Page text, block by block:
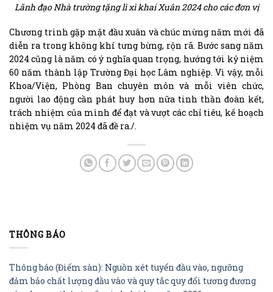
Lãnh đạo Nhà trường tặng lì xì khai Xuân 2024 cho các đơn vị
Chương trình gặp mặt đầu xuân và chúc mừng năm mới đã
diễn ra trong không khí tưng bừng, rộn rã. Bước sang năm
2024 cũng là năm có ý nghĩa quan trọng, hướng tới kỷ niệm
60 năm thành lập Trường Đại học Lâm nghiệp. Vì vậy, mỗi
Khoa/Viện, Phòng Ban chuyên môn và mỗi viên chức,
người lao động cần phát huy hơn nữa tinh thần đoàn kết,
trách nhiệm của mình để đạt và vượt các chỉ tiêu, kế hoạch
nhiệm vụ năm 2024 đã đề ra./.
THÔNG BÁO
Thông báo (Điểm sàn): Nguồn xét tuyển đầu vào, ngưỡng
đảm bảo chất lượng đầu vào và quy tắc quy đổi tương đương